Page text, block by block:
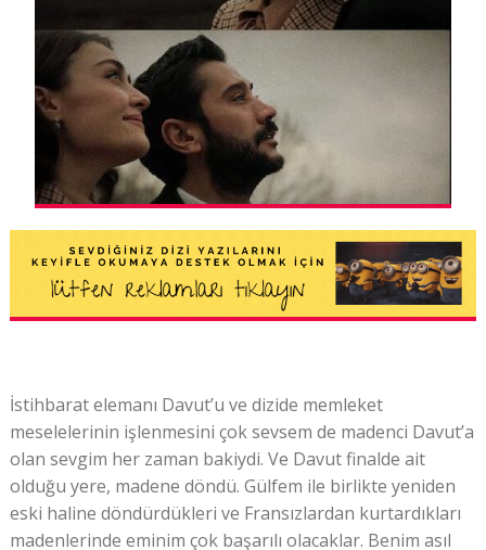
İstihbarat elemanı Davut’u ve dizide memleket
meselelerinin işlenmesini çok sevsem de madenci Davut’a
olan sevgim her zaman bakiydi. Ve Davut finalde ait
olduğu yere, madene döndü. Gülfem ile birlikte yeniden
eski haline döndürdükleri ve Fransızlardan kurtardıkları
madenlerinde eminim çok başarılı olacaklar. Benim asıl